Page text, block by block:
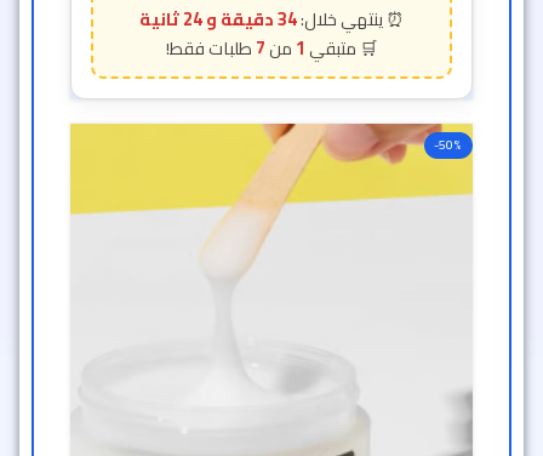
34 دقيقة و 22 ثانية
1
7
-50%